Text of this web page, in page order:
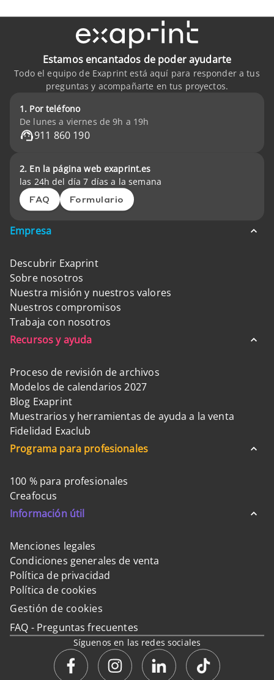
Estamos encantados de poder ayudarte
Todo el equipo de Exaprint está aquí para responder a tus
preguntas y acompañarte en tus proyectos.
1. Por teléfono
De lunes a viernes de 9h a 19h
911 860 190
2. En la página web exaprint.es
las 24h del día 7 días a la semana
FAQ Formulario
Empresa
Descubrir Exaprint
Sobre nosotros
Nuestra misión y nuestros valores
Nuestros compromisos
Trabaja con nosotros
Recursos y ayuda
Proceso de revisión de archivos
Modelos de calendarios 2027
Blog Exaprint
Muestrarios y herramientas de ayuda a la venta
Fidelidad Exaclub
Programa para profesionales
100 % para profesionales
Creafocus
Información útil
Menciones legales
Condiciones generales de venta
Política de privacidad
Política de cookies
Gestión de cookies
FAQ - Preguntas frecuentes
Síguenos en las redes sociales